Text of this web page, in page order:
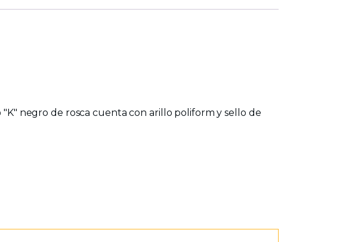
negro de rosca cuenta con arillo poliform y sello de